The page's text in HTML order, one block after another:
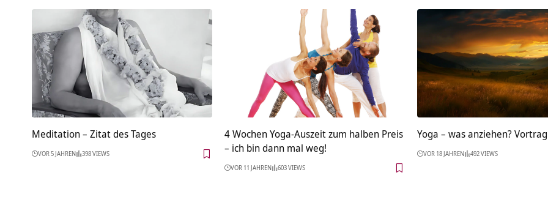
Meditation – Zitat des Tages
VOR 5 JAHREN 398 VIEWS
4 Wochen Yoga-Auszeit zum halben Preis
– ich bin dann mal weg!
VOR 11 JAHREN 603 VIEWS
Yoga – was anziehen?
VOR 18 JAHREN 492 VIEWS